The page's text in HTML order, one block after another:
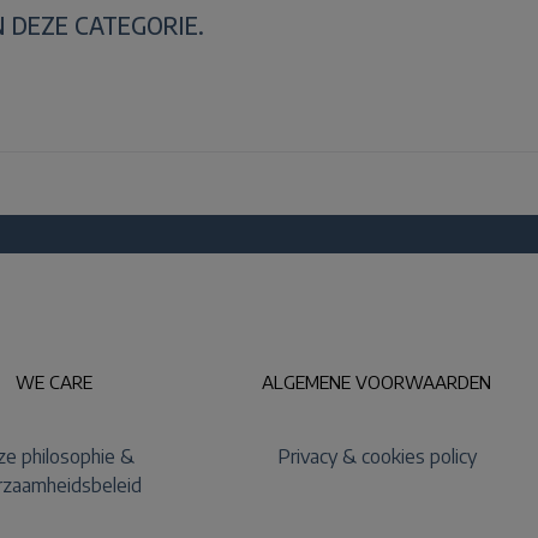
CATEGORIE.
WE CARE
philosophie &
ALGEMENE VOORWAARDEN
Privacy & cookies policy